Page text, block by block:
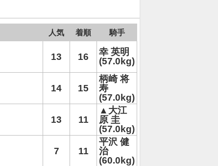
人気 着順 騎手
13 16
幸 英明
(57.0kg)
14 15
柄崎 将
寿
(57.0kg)
13 11
▲大江
原 圭
(57.0kg)
7 11
平沢 健
治
(60.0kg)